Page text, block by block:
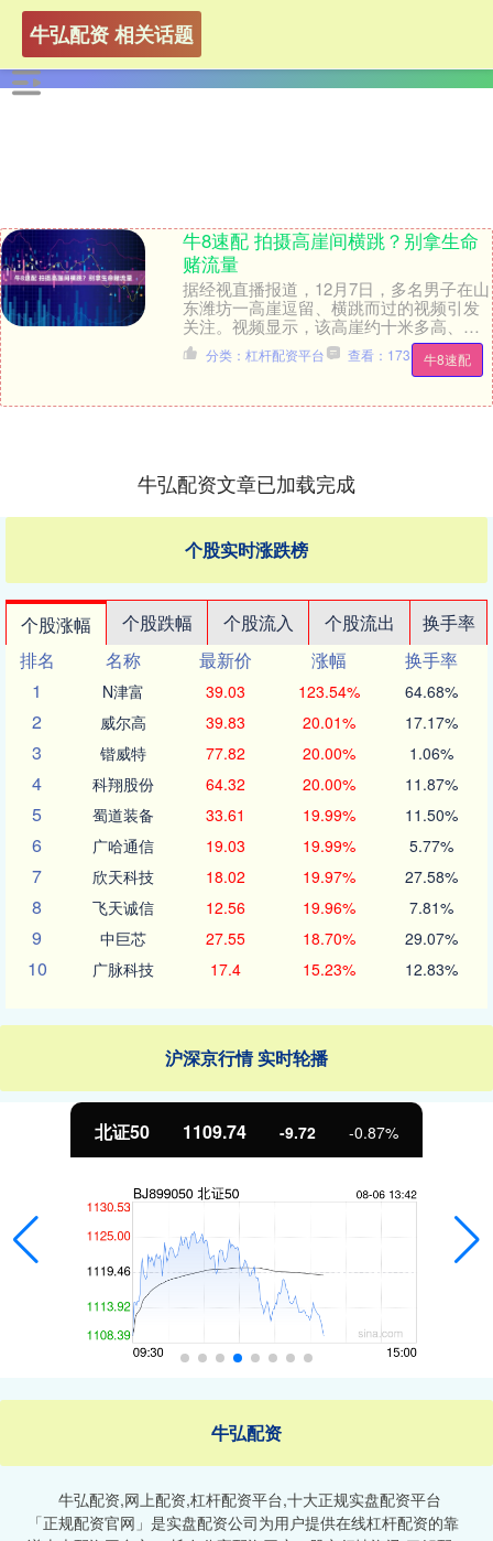
牛弘配资 相关话题
牛8速配 拍摄高崖间横跳？别拿生命
赌流量
据经视直播报道，12月7日，多名男子在山
东潍坊一高崖逗留、横跳而过的视频引发
关注。视频显示，该高崖约十米多高、宽
数米，无护栏或安全提示，一名男子横跳
而过到对面，....
牛8速配
分类：杠杆配资平台 查看：173
牛弘配资文章已加载完成
个股实时涨跌榜
个股涨幅 个股跌幅 个股流入 个股流出
换手率
排名
名称 最新价 涨幅
换手率
1
N津富 39.03 123.54% 64.68%
2 威尔高 39.83 20.01% 17.17%
3 锴威特 77.82 20.00% 1.06%
4 科翔股份 64.32 20.00% 11.87%
5 蜀道装备 33.61 19.99% 11.50%
6 广哈通信 19.03 19.99% 5.77%
7 欣天科技 18.02 19.97% 27.58%
8 飞天诚信 12.56 19.96% 7.81%
9 中巨芯 27.55 18.70% 29.07%
10 广脉科技 17.4 15.23% 12.83%
沪深京行情 实时轮播
北证50 1109.74 -9.72 -0.87%
牛弘配资
牛弘配资,网上配资,杠杆配资平台,十大正规实盘配资平台
「正规配资官网」是实盘配资公司为用户提供在线杠杆配资的靠